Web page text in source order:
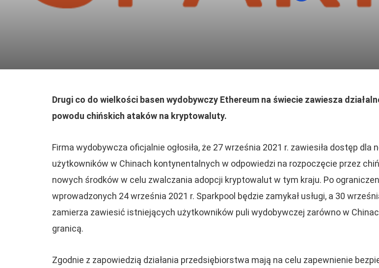
Drugi co do wielkości basen wydobywczy Ethereum na świecie zawiesza
powodu chińskich ataków na kryptowaluty.
Firma wydobywcza oficjalnie ogłosiła, że ​​27 września 2021 r. zawiesiła dostęp dla
użytkowników w Chinach kontynentalnych w odpowiedzi na rozpoczęcie przez
nowych środków w celu zwalczania adopcji kryptowalut w tym kraju. Po
wprowadzonych 24 września 2021 r. Sparkpool będzie zamykał usługi, a 30
zamierza zawiesić istniejących użytkowników puli wydobywczej zarówno w
granicą.
Zgodnie z zapowiedzią działania przedsiębiorstwa mają na celu zapewnienie